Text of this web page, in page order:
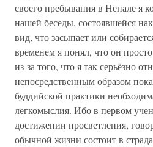
своего пребывания в Непале я
нашей беседы, состоявшейся
вид, что засыпает или
временем я понял, что он
из-за того, что я так серьёзно
непосредственным образом
буддийской практики
легкомыслия. Ибо в первом
достижении просветления,
обычной жизни состоит в